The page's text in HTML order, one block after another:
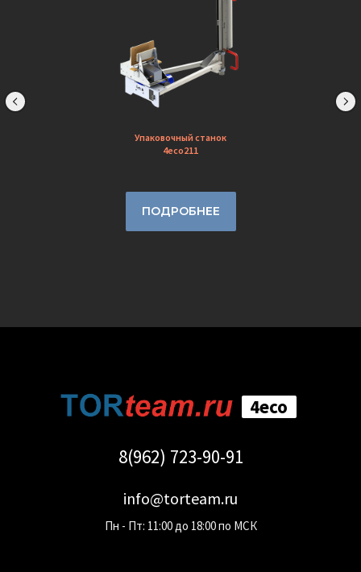
Упаковочный станок
4eco211
ПОДРОБНЕЕ
info@torteam.ru
8(962) 723-90-91
4eco
Пн - Пт: 11:00 до 18:00 по МСК